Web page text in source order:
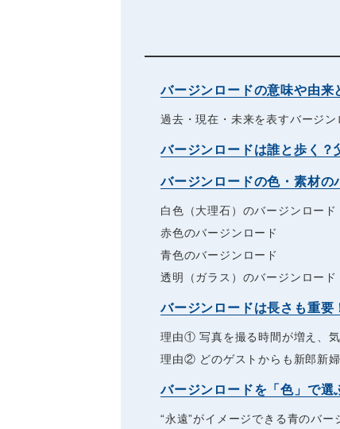
バージンロードの意味や由来
過去・現在・未来を表すバージン
バージンロードは誰と歩く？
バージンロードの色・素材の
白色（大理石）のバージンロード
赤色のバージンロード
青色のバージンロード
透明（ガラス）のバージンロード
バージンロードは長さも重要
理由① 写真を撮る時間が増え、
理由② どのゲストからも新郎新
バージンロードを「色」で選
“永遠”がイメージできる青のバー